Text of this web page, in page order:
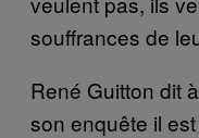
souffrances de
René Guitton dit
son enquête il